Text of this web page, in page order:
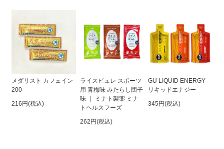
メダリスト カフェイン
200
216円(税込)
ライスピュレ スポーツ
用 青梅味 みたらし団子
味 ｜ ミナト製薬 ミナ
トヘルスフーズ
262円(税込)
GU LIQUID ENERGY
リキッドエナジー
345円(税込)